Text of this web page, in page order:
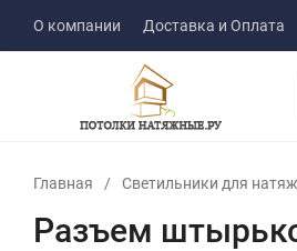
О компании Доставка и Оплата
Главная / Светильники для
Разъем